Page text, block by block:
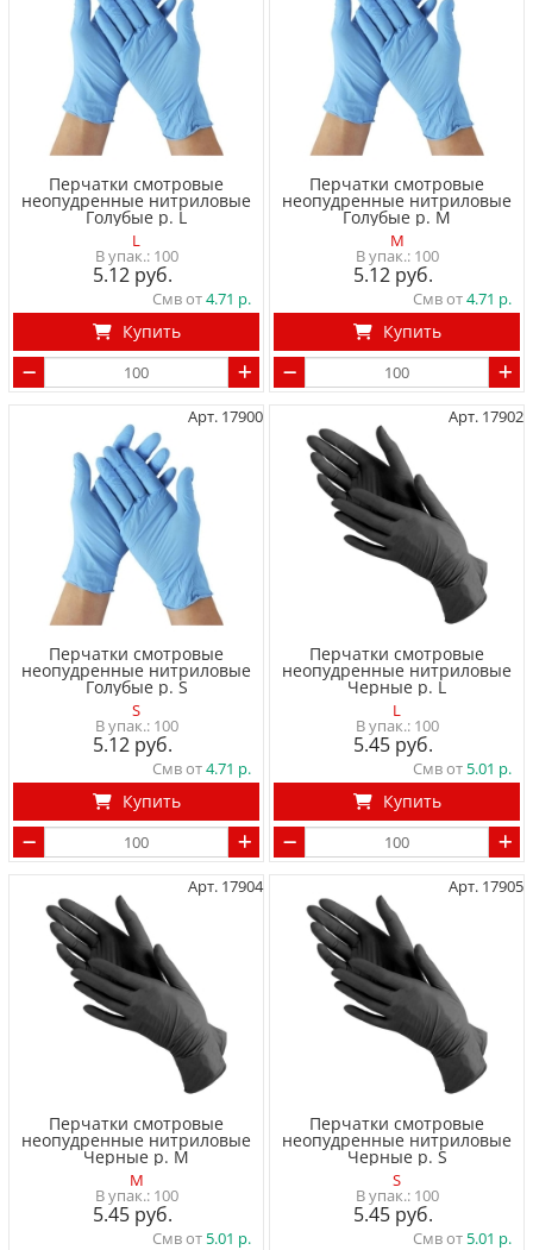
Перчатки смотровые
неопудренные нитриловые
Голубые р. L
L
100
5.12
Смв от4.71
Купить
Перчатки смотровые
неопудренные нитриловые
Голубые р. M
M
100
5.12
Смв от4.71
Купить
Арт. 17900
Перчатки смотровые
неопудренные нитриловые
Голубые р. S
S
100
5.12
Смв от4.71
Купить
Арт. 17902
Перчатки смотровые
неопудренные нитриловые
Черные р. L
L
100
5.45
Смв от 5.01
Купить
Арт. 17904
Перчатки смотровые
неопудренные нитриловые
Черные р. M
M
100
5.45
Смв от 5.01
Арт. 17905
Перчатки смотровые
неопудренные нитриловые
Черные р. S
S
100
5.45
Смв от 5.01